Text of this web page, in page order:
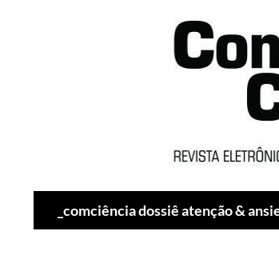
_comciência dossiê atenção &